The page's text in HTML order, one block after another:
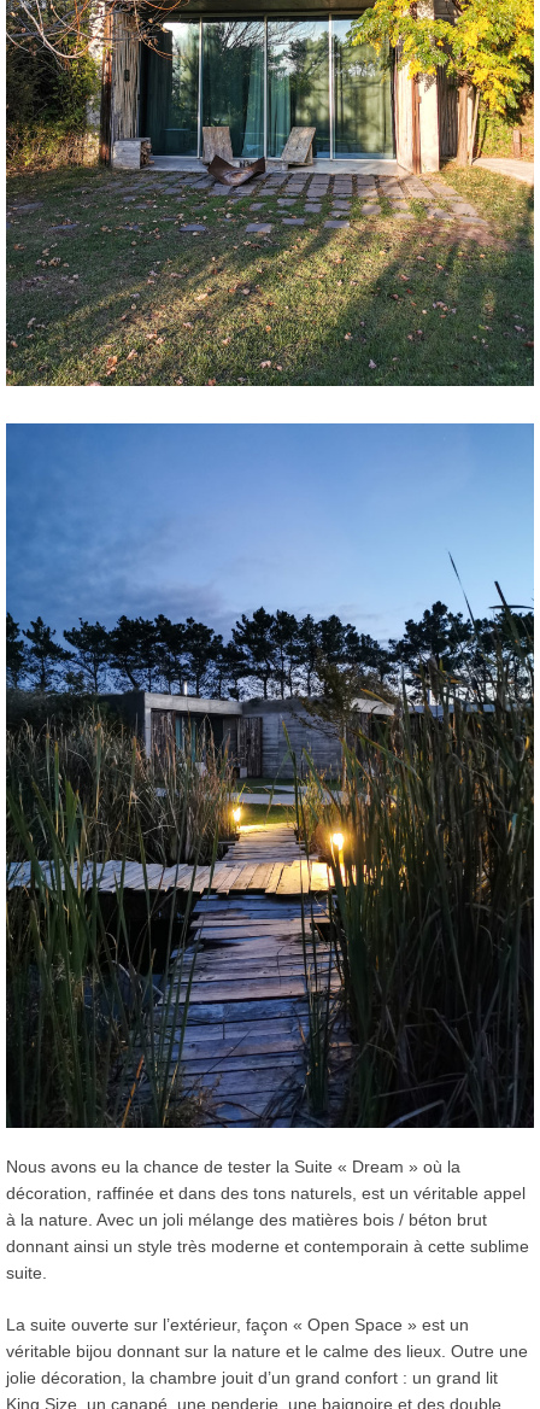
Nous avons eu la chance de tester la Suite « Dream » où la
décoration, raffinée et dans des tons naturels, est un véritable appel
à la nature. Avec un joli mélange des matières bois / béton brut
donnant ainsi un style très moderne et contemporain à cette sublime
suite.
La suite ouverte sur l’extérieur, façon « Open Space » est un
véritable bijou donnant sur la nature et le calme des lieux. Outre une
jolie décoration, la chambre jouit d’un grand confort : un grand lit
King Size, un canapé, une penderie, une baignoire et des double